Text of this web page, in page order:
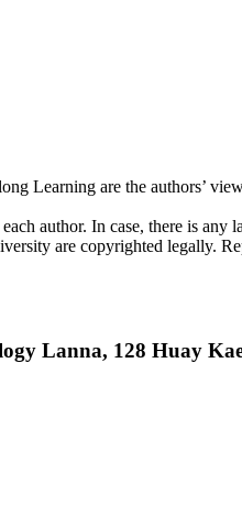
Learning are the authors’
author. In case, there is
are copyrighted legally.
Lanna, 128 Huay